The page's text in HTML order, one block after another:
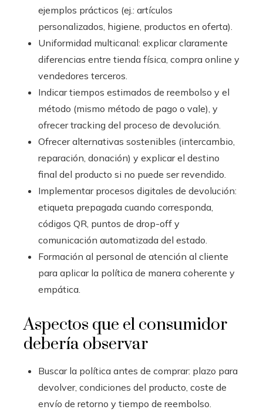
ejemplos prácticos (ej.: artículos
personalizados, higiene, productos en oferta).
Uniformidad multicanal: explicar claramente
diferencias entre tienda física, compra online y
vendedores terceros.
Indicar tiempos estimados de reembolso y el
método (mismo método de pago o vale), y
ofrecer tracking del proceso de devolución.
Ofrecer alternativas sostenibles (intercambio,
reparación, donación) y explicar el destino
final del producto si no puede ser revendido.
Implementar procesos digitales de devolución:
etiqueta prepagada cuando corresponda,
códigos QR, puntos de drop-off y
comunicación automatizada del estado.
Formación al personal de atención al cliente
para aplicar la política de manera coherente y
empática.
Aspectos que el consumidor
debería observar
Buscar la política antes de comprar: plazo para
devolver, condiciones del producto, coste de
envío de retorno y tiempo de reembolso.